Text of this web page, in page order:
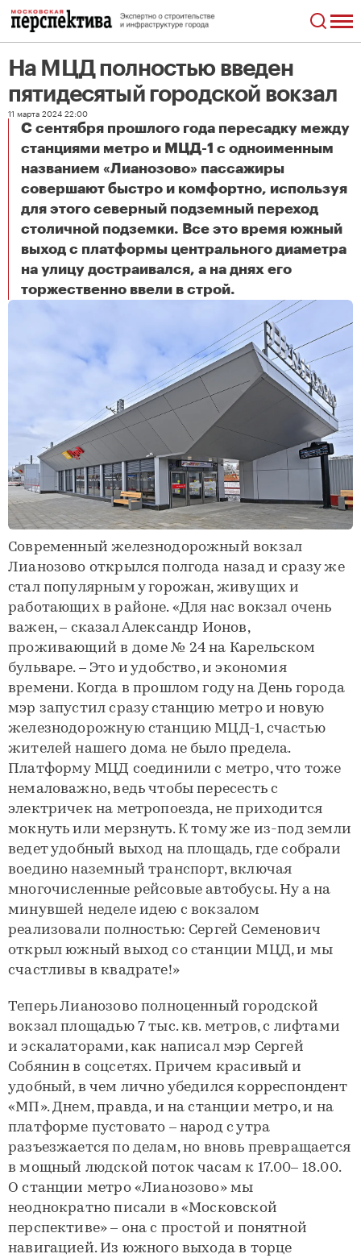
На МЦД полностью введен
пятидесятый городской вокзал
11 марта 2024 22:00
С сентября прошлого года пересадку между
станциями метро и МЦД-1 с одноименным
названием «Лианозово» пассажиры
совершают быстро и комфортно, используя
для этого северный подземный переход
столичной подземки. Все это время южный
выход с платформы центрального диаметра
на улицу достраивался, а на днях его
торжественно ввели в строй.
Современный железнодорожный вокзал
Лианозово открылся полгода назад и сразу же
стал популярным у горожан, живущих и
работающих в районе. «Для нас вокзал очень
важен, – сказал Александр Ионов,
проживающий в доме № 24 на Карельском
бульваре. – Это и удобство, и экономия
времени. Когда в прошлом году на День города
мэр запустил сразу станцию метро и новую
железнодорожную станцию МЦД-1, счастью
жителей нашего дома не было предела.
Платформу МЦД соединили с метро, что тоже
немаловажно, ведь чтобы пересесть с
электричек на метропоезда, не приходится
мокнуть или мерзнуть. К тому же из-под земли
ведет удобный выход на площадь, где собрали
воедино наземный транспорт, включая
многочисленные рейсовые автобусы. Ну а на
минувшей неделе идею с вокзалом
реализовали полностью: Сергей Семенович
открыл южный выход со станции МЦД, и мы
счастливы в квадрате!»
Теперь Лианозово полноценный городской
вокзал площадью 7 тыс. кв. метров, с лифтами
и эскалаторами, как написал мэр Сергей
Собянин в соцсетях. Причем красивый и
удобный, в чем лично убедился корреспондент
«МП». Днем, правда, и на станции метро, и на
платформе пустовато – народ с утра
разъезжается по делам, но вновь превращается
в мощный людской поток часам к 17.00– 18.00.
О станции метро «Лианозово» мы
неоднократно писали в «Московской
перспективе» – она с простой и понятной
навигацией. Из южного выхода в торце